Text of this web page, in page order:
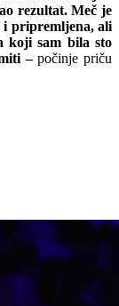
rezultat. Meč je
i pripremljena, ali
koji sam bila sto
–počinje priču